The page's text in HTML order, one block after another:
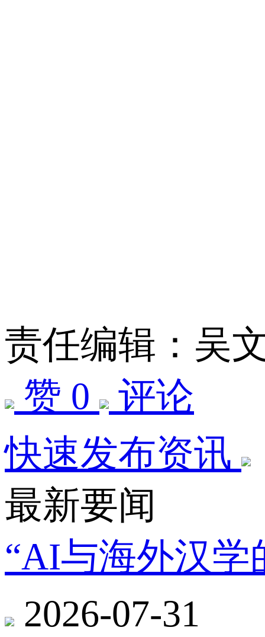
责任编辑：吴
赞 0
评论
快速发布资讯
最新要闻
“AI与海外汉学
2026-07-31